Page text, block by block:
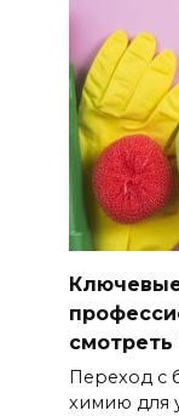
Переход с
химию для